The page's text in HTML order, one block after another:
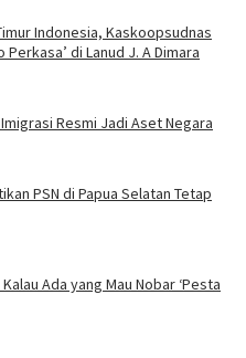
Indonesia, Kaskoopsudnas
Perkasa’ di Lanud J. A Dimara
Resmi Jadi Aset Negara
PSN di Papua Selatan Tetap
Ada yang Mau Nobar ‘Pesta